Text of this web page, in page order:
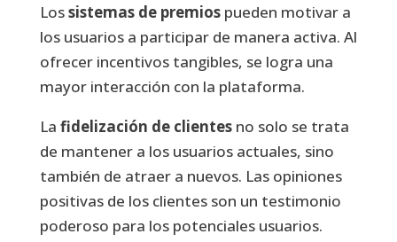
Lossistemas de premiospueden motivar a
los usuarios a participar de manera activa. Al
ofrecer incentivos tangibles, se logra una
mayor interacción con la plataforma.
La fidelización de clientesno solo se trata
de mantener a los usuarios actuales, sino
también de atraer a nuevos. Las opiniones
positivas de los clientes son un testimonio
poderoso para los potenciales usuarios.